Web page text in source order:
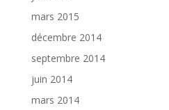
mars 2015
décembre 2014
septembre 2014
juin 2014
mars 2014